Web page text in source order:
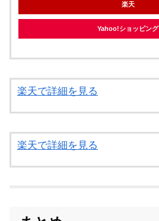
楽天
Yahoo!ショッピング
楽天で詳細を見る
楽天で詳細を見る